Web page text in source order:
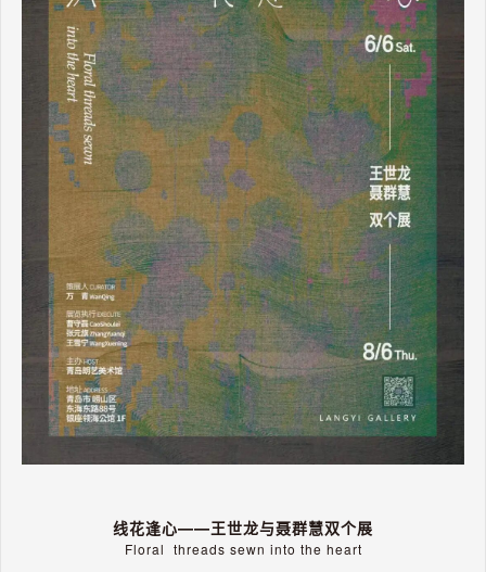
线花逢心——王世龙与聂群慧双个展
Floral threads sewn into the heart